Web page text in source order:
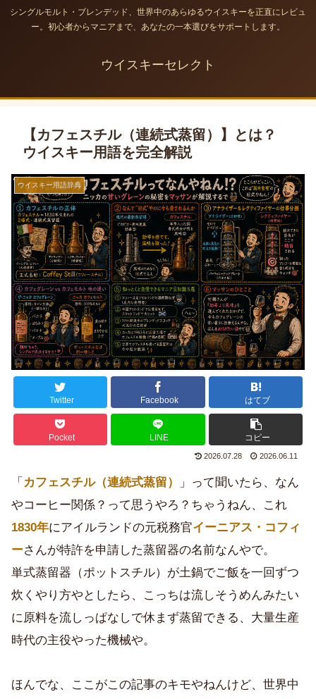
シングルモルト・ブレンデッド、世界中のあらゆるウイスキーを正直にレビュ
ー。初心者からマニアまで、あなたの一本選びをサポートします。
ウイスキーセレクト
【カフェスチル（連続式蒸留）】とは？
ウイスキー用語を完全解説
ウイスキー用語辞典
Twitter Facebook はてブ
Pocket LINE コピー
2026.07.28 2026.06.11
「 カフェスチル（連続式蒸留）
」って聞いたら、なん
やコーヒー関係？って思うやろ？ちゃうねん、これ
1830年にアイルランドの元税務官イーニアス・コフィ
ーさんが特許を申請した蒸留器の名前なんやで。
単式蒸留器（ポットスチル）が土鍋でご飯を一回ずつ
炊くやり方やとしたら、こっちは流しそうめんみたい
に原料を流しっぱなしで休まず蒸留できる、大量生産
時代の主役やった機械や。
ほんでな、ここがこの記事のキモやねんけど、世界中